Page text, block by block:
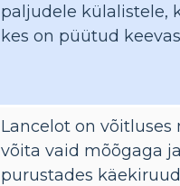
paljudele külalistele,
kes on püütud
Lancelot on
võita vaid mõõgaga
purustades